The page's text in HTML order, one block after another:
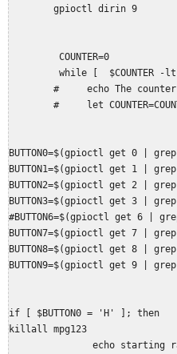
        gpioctl dirin 9
         COUNTER=0
while [  $COUNTER -
#     echo The
#     let
BUTTON0=$(gpioctl get 0 |
BUTTON1=$(gpioctl get 1 |
BUTTON2=$(gpioctl get 2 |
BUTTON3=$(gpioctl get 3 |
#BUTTON6=$(gpioctl get 6 |
BUTTON7=$(gpioctl get 7 |
BUTTON8=$(gpioctl get 8 |
BUTTON9=$(gpioctl get 9 |
if [ $BUTTON0 = 'H' ]; then
killall mpg123
echo starting